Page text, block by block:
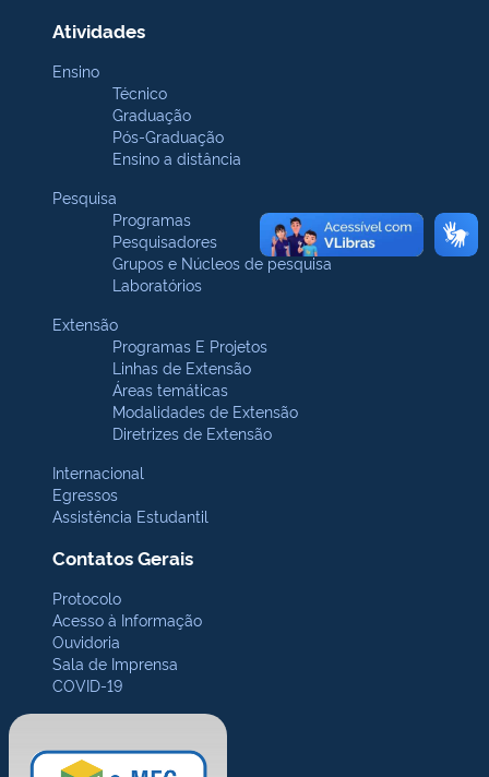
Atividades
Ensino
Técnico
Graduação
Pós-Graduação
Ensino a distância
Pesquisa
Programas
Pesquisadores
Grupos e Núcleos de pesquisa
Laboratórios
Extensão
Programas E Projetos
Linhas de Extensão
Áreas temáticas
Modalidades de Extensão
Diretrizes de Extensão
Internacional
Egressos
Assistência Estudantil
Contatos Gerais
Protocolo
Acesso à Informação
Ouvidoria
Sala de Imprensa
COVID-19